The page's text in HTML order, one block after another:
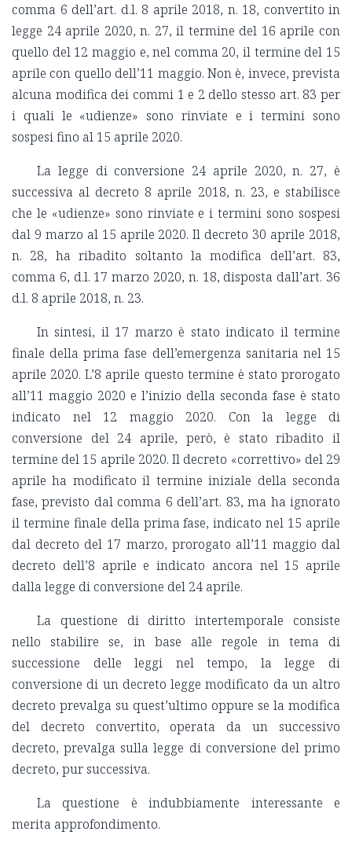
comma 6 dell’art. d.l. 8 aprile 2018, n. 18, convertito in
legge 24 aprile 2020, n. 27, il termine del 16 aprile con
quello del 12 maggio e, nel comma 20, il termine del 15
aprile con quello dell’11 maggio. Non è, invece, prevista
alcuna modifica dei commi 1 e 2 dello stesso art. 83 per
i quali le «udienze» sono rinviate e i termini sono
sospesi fino al 15 aprile 2020.
La legge di conversione 24 aprile 2020, n. 27, è
successiva al decreto 8 aprile 2018, n. 23, e stabilisce
che le «udienze» sono rinviate e i termini sono sospesi
dal 9 marzo al 15 aprile 2020. Il decreto 30 aprile 2018,
n. 28, ha ribadito soltanto la modifica dell’art. 83,
comma 6, d.l. 17 marzo 2020, n. 18, disposta dall’art. 36
d.l. 8 aprile 2018, n. 23.
In sintesi, il 17 marzo è stato indicato il termine
finale della prima fase dell’emergenza sanitaria nel 15
aprile 2020. L’8 aprile questo termine è stato prorogato
all’11 maggio 2020 e l’inizio della seconda fase è stato
indicato nel 12 maggio 2020. Con la legge di
conversione del 24 aprile, però, è stato ribadito il
termine del 15 aprile 2020. Il decreto «correttivo» del 29
aprile ha modificato il termine iniziale della seconda
fase, previsto dal comma 6 dell’art. 83, ma ha ignorato
il termine finale della prima fase, indicato nel 15 aprile
dal decreto del 17 marzo, prorogato all’11 maggio dal
decreto dell’8 aprile e indicato ancora nel 15 aprile
dalla legge di conversione del 24 aprile.
La questione di diritto intertemporale consiste
nello stabilire se, in base alle regole in tema di
successione delle leggi nel tempo, la legge di
conversione di un decreto legge modificato da un altro
decreto prevalga su quest’ultimo oppure se la modifica
del decreto convertito, operata da un successivo
decreto, prevalga sulla legge di conversione del primo
decreto, pur successiva.
La questione è indubbiamente interessante e
merita approfondimento.